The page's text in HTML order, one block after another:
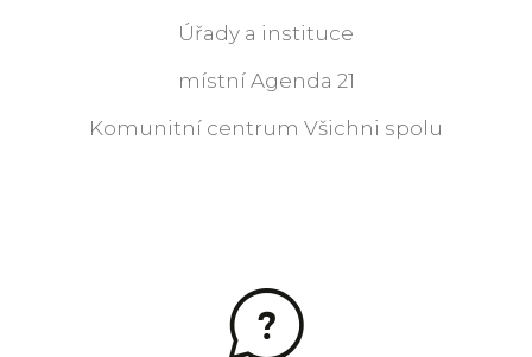
Úřady a instituce
místní Agenda 21
Komunitní centrum Všichni spolu